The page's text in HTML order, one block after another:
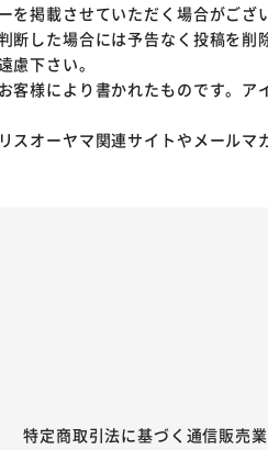
を掲載させていただく場合がござ
断した場合には予告なく投稿を削
慮下さい。
客様により書かれたものです。
スオーヤマ関連サイトやメール
特定商取引法に基づく通信販売